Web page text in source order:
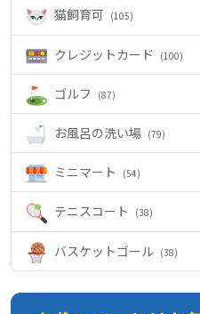
猫飼育可 (105)
クレジットカード (100)
ゴルフ (87)
お風呂の洗い場 (79)
ミニマート (54)
テニスコート (38)
バスケットゴール (38)